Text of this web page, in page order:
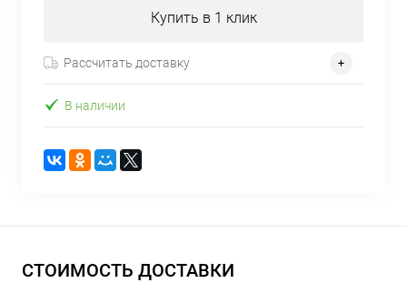
Купить в 1 клик
Рассчитать доставку
В наличии
СТОИМОСТЬ ДОСТАВКИ